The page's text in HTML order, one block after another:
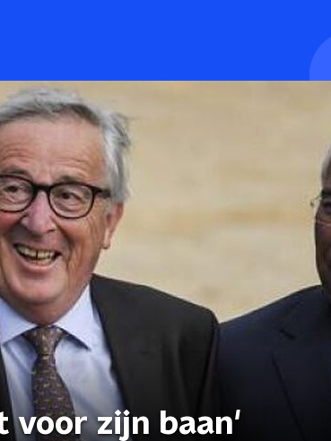
voor zijn baan'